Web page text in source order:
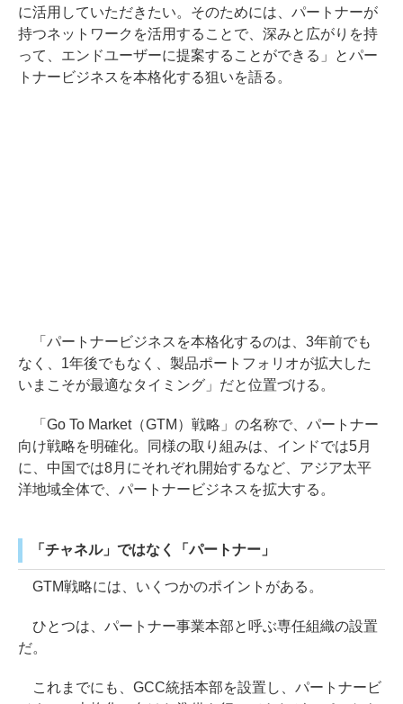
に活用していただきたい。そのためには、パートナーが
持つネットワークを活用することで、深みと広がりを持
って、エンドユーザーに提案することができる」とパー
トナービジネスを本格化する狙いを語る。
「パートナービジネスを本格化するのは、3年前でも
なく、1年後でもなく、製品ポートフォリオが拡大した
いまこそが最適なタイミング」だと位置づける。
「Go To Market（GTM）戦略」の名称で、パートナー
向け戦略を明確化。同様の取り組みは、インドでは5月
に、中国では8月にそれぞれ開始するなど、アジア太平
洋地域全体で、パートナービジネスを拡大する。
「チャネル」ではなく「パートナー」
GTM戦略には、いくつかのポイントがある。
ひとつは、パートナー事業本部と呼ぶ専任組織の設置
だ。
これまでにも、GCC統括本部を設置し、パートナービ